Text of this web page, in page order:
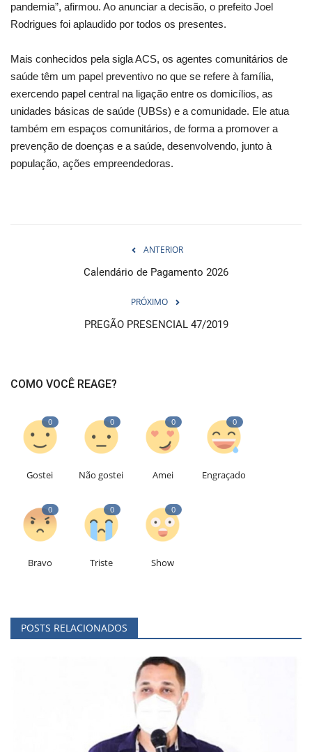
pandemia”, afirmou. Ao anunciar a decisão, o prefeito Joel
Rodrigues foi aplaudido por todos os presentes.
Mais conhecidos pela sigla ACS, os agentes comunitários de
saúde têm um papel preventivo no que se refere à família,
exercendo papel central na ligação entre os domicílios, as
unidades básicas de saúde (UBSs) e a comunidade. Ele atua
também em espaços comunitários, de forma a promover a
prevenção de doenças e a saúde, desenvolvendo, junto à
população, ações empreendedoras.
ANTERIOR
Calendário de Pagamento 2026
PRÓXIMO
PREGÃO PRESENCIAL 47/2019
COMO VOCÊ REAGE?
0
Gostei
0
Não gostei
0
Amei
0
Engraçado
0
Bravo
0
Triste
0
Show
POSTS RELACIONADOS